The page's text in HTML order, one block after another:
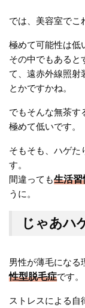
では、美容室でこ
極めて可能性は低
その中でもあると
て、遠赤外線照射
とかですかね。
でもそんな無茶す
極めて低いです。
そもそも、ハゲた
す。
間違っても生活習
うに。
じゃあハ
男性が薄毛になる
性型脱毛症です。
ストレスによる自